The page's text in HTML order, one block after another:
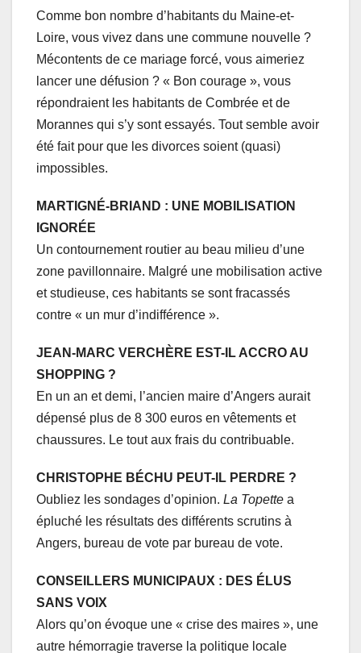
Comme bon nombre d’habitants du Maine-et-
Loire, vous vivez dans une commune nouvelle ?
Mécontents de ce mariage forcé, vous aimeriez
lancer une défusion ? « Bon courage », vous
répondraient les habitants de Combrée et de
Morannes qui s’y sont essayés. Tout semble avoir
été fait pour que les divorces soient (quasi)
impossibles.
MARTIGNÉ-BRIAND : UNE MOBILISATION
IGNORÉE
Un contournement routier au beau milieu d’une
zone pavillonnaire. Malgré une mobilisation active
et studieuse, ces habitants se sont fracassés
contre « un mur d’indifférence ».
JEAN-MARC VERCHÈRE EST-IL ACCRO AU
SHOPPING ?
En un an et demi, l’ancien maire d’Angers aurait
dépensé plus de 8 300 euros en vêtements et
chaussures. Le tout aux frais du contribuable.
CHRISTOPHE BÉCHU PEUT-IL PERDRE ?
Oubliez les sondages d’opinion. La Topette a
épluché les résultats des différents scrutins à
Angers, bureau de vote par bureau de vote.
CONSEILLERS MUNICIPAUX : DES ÉLUS
SANS VOIX
Alors qu’on évoque une « crise des maires », une
autre hémorragie traverse la politique locale